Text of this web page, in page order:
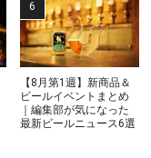
【8月第1週】新商品＆
ビールイベントまとめ
｜編集部が気になった
最新ビールニュース6選